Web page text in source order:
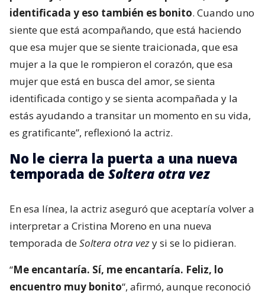
identificada y eso también es bonito. Cuando uno
siente que está acompañando, que está haciendo
que esa mujer que se siente traicionada, que esa
mujer a la que le rompieron el corazón, que esa
mujer que está en busca del amor, se sienta
identificada contigo y se sienta acompañada y la
estás ayudando a transitar un momento en su vida,
es gratificante”, reflexionó la actriz.
No le cierra la puerta a una nueva
temporada de Soltera otra vez
En esa línea, la actriz aseguró que aceptaría volver a
interpretar a Cristina Moreno en una nueva
temporada deSoltera otra vezy si se lo pidieran.
“Me encantaría. Sí, me encantaría. Feliz, lo
encuentro muy bonito“, afirmó, aunque reconoció